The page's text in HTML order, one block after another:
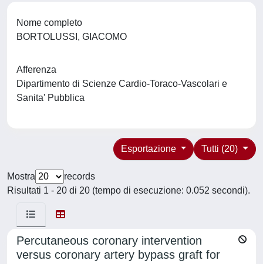
Nome completo
BORTOLUSSI, GIACOMO
Afferenza
Dipartimento di Scienze Cardio-Toraco-Vascolari e
Sanita' Pubblica
Tutti (20)
Esportazione
Mostra
records
Risultati 1 - 20 di 20 (tempo di esecuzione: 0.052 secondi).
Percutaneous coronary intervention
versus coronary artery bypass graft for